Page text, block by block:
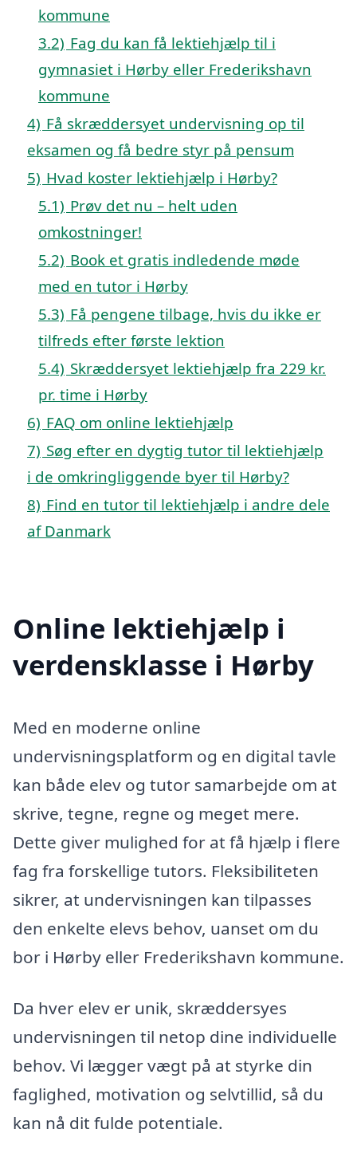
kommune
3.2) Fag du kan få lektiehjælp til i
gymnasiet i Hørby eller Frederikshavn
kommune
4) Få skræddersyet undervisning op til
eksamen og få bedre styr på pensum
5) Hvad koster lektiehjælp i Hørby?
5.1) Prøv det nu – helt uden
omkostninger!
5.2) Book et gratis indledende møde
med en tutor i Hørby
5.3) Få pengene tilbage, hvis du ikke er
tilfreds efter første lektion
5.4) Skræddersyet lektiehjælp fra 229 kr.
pr. time i Hørby
6) FAQ om online lektiehjælp
7) Søg efter en dygtig tutor til lektiehjælp
i de omkringliggende byer til Hørby?
8) Find en tutor til lektiehjælp i andre dele
af Danmark
Online lektiehjælp i
verdensklasse i Hørby
Med en moderne online
undervisningsplatform og en digital tavle
kan både elev og tutor samarbejde om at
skrive, tegne, regne og meget mere.
Dette giver mulighed for at få hjælp i flere
fag fra forskellige tutors. Fleksibiliteten
sikrer, at undervisningen kan tilpasses
den enkelte elevs behov, uanset om du
bor i Hørby eller Frederikshavn kommune.
Da hver elev er unik, skræddersyes
undervisningen til netop dine individuelle
behov. Vi lægger vægt på at styrke din
faglighed, motivation og selvtillid, så du
kan nå dit fulde potentiale.